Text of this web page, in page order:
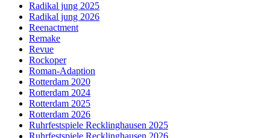
Radikal jung 2025
Radikal jung 2026
Reenactment
Remake
Revue
Rockoper
Roman-Adaption
Rotterdam 2020
Rotterdam 2024
Rotterdam 2025
Rotterdam 2026
Ruhrfestspiele Recklinghausen 2025
Ruhrfestspiele Recklinghausen 2026